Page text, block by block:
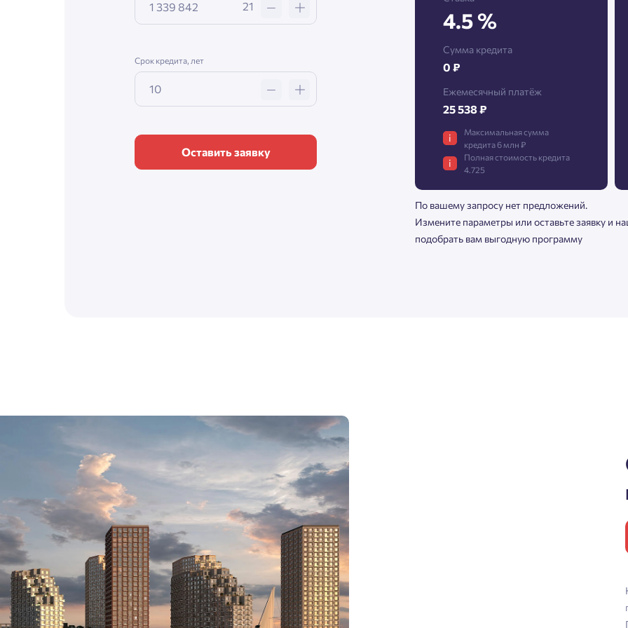
21
Срок кредита, лет
Оставить заявку
4.5 %
Сумма кредита
0 ₽
Ежемесячный платёж
25 538 ₽
i
Максимальная сумма
кредита 6 млн ₽
i
Полная стоимость кредита
4.725
По вашему запросу нет предложений.
Измените параметры или оставьте заявку и
подобрать вам выгодную программу
Нажимая кнопку «Отправить», вы даёте согласие на обработку
${ getCodeBtnText }